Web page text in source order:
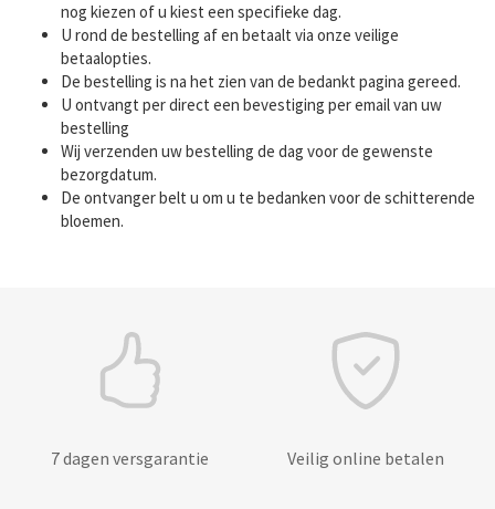
nog kiezen of u kiest een specifieke dag.
U rond de bestelling af en betaalt via onze veilige
betaalopties.
De bestelling is na het zien van de bedankt pagina gereed.
U ontvangt per direct een bevestiging per email van uw
bestelling
Wij verzenden uw bestelling de dag voor de gewenste
bezorgdatum.
De ontvanger belt u om u te bedanken voor de schitterende
bloemen.
7 dagen versgarantie Veilig online betalen